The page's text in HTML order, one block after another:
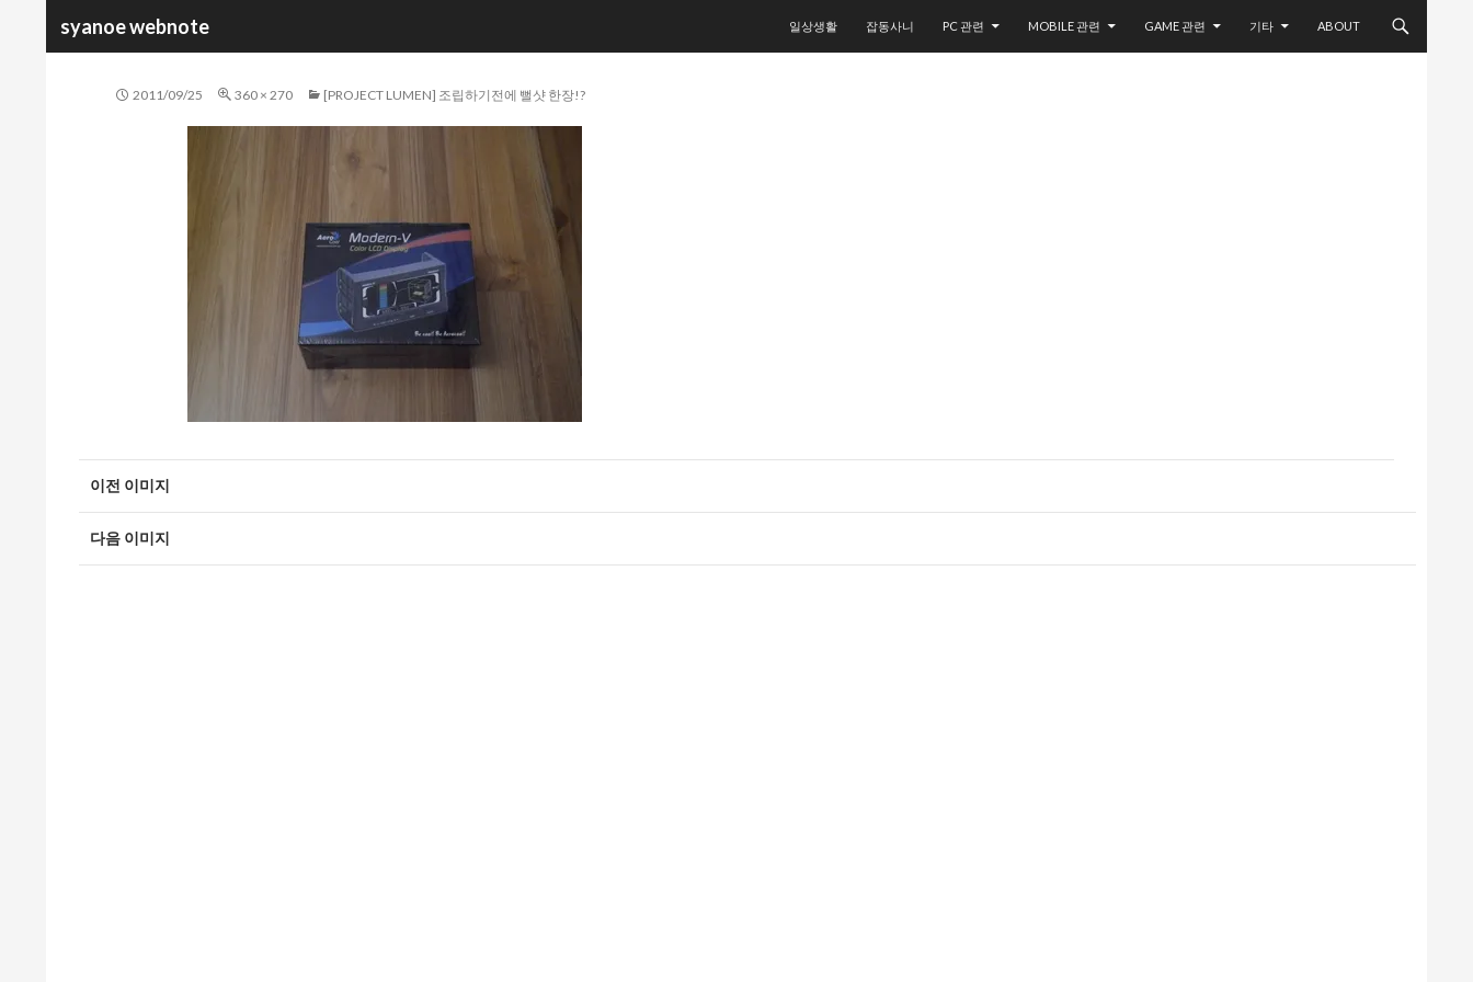
syanoe webnote
색
일상생활
잡동사니 PC 관련 MOBILE 관련 GAME 관련 기타 ABOUT
2011/09/25 360 × 270 [PROJECT LUMEN] 조립하기전에 뻘샷 한장!?
이전 이미지
다음 이미지